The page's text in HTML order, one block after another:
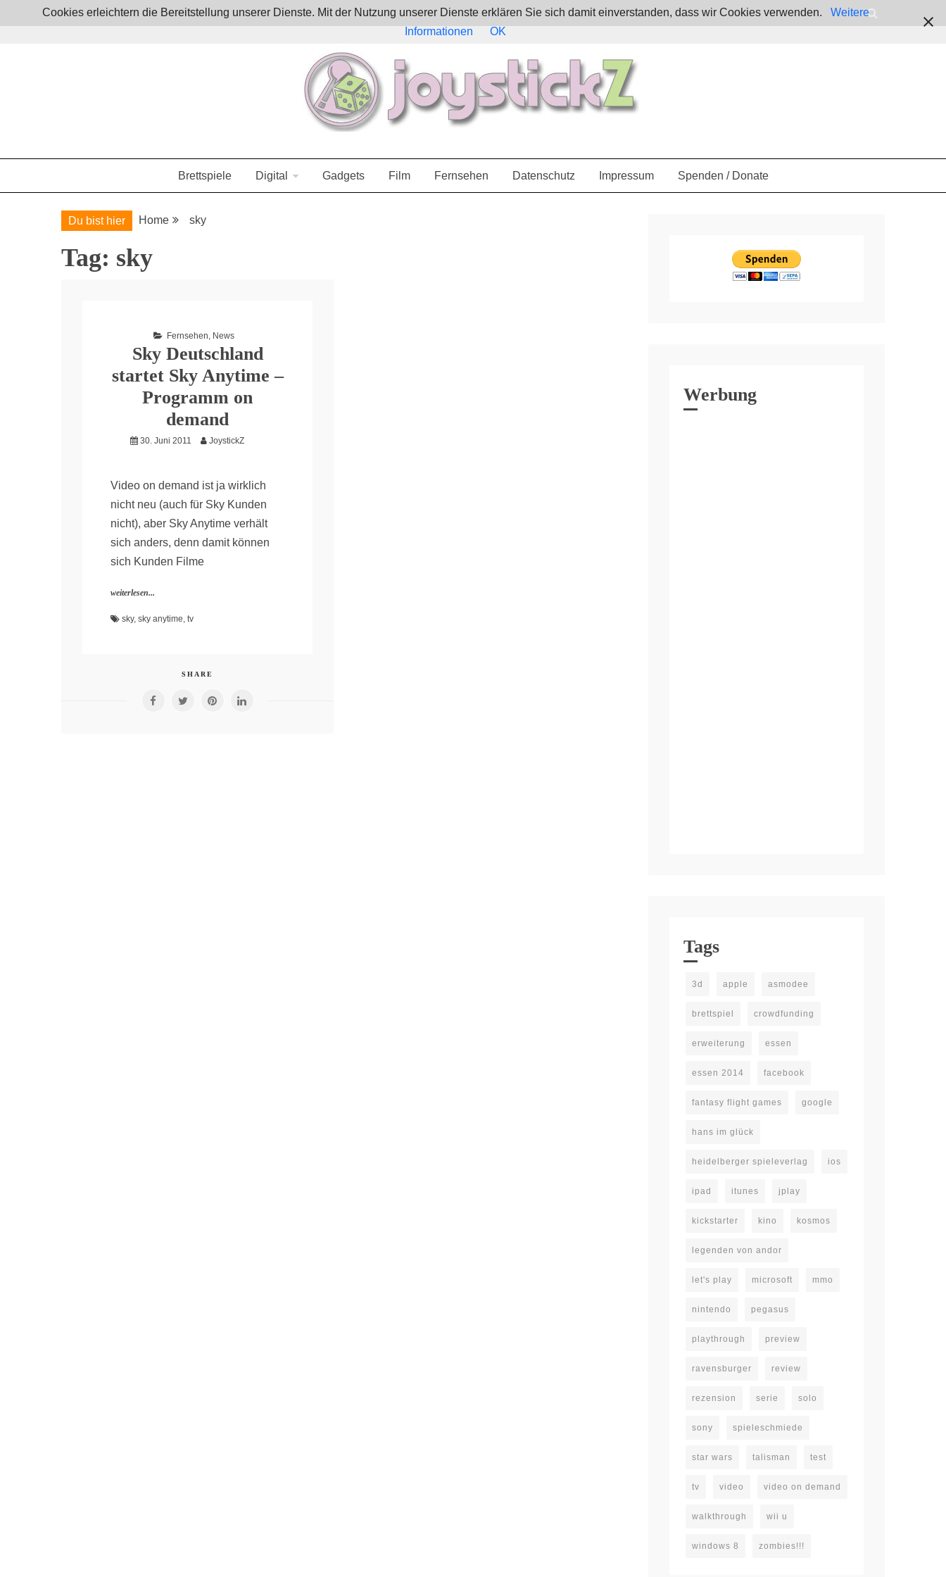
to
JoystickZ
Brettspiele Digital Gadgets Film Fernsehen Datenschutz Impressum Spenden / Donate
Du bist hier Home sky
Tag: sky
Fernsehen, News
Sky Deutschland
startet Sky Anytime –
Programm on
demand
30. Juni 2011 JoystickZ
Video on demand ist ja wirklich
nicht neu (auch für Sky Kunden
nicht), aber Sky Anytime verhält
sich anders, denn damit können
sich Kunden Filme
weiterlesen...
sky, sky anytime, tv
SHARE
Werbung
Tags
3d apple asmodee
brettspiel crowdfunding
erweiterung essen
essen 2014 facebook
fantasy flight games google
hans im glück
heidelberger spieleverlag ios
ipad itunes jplay
kickstarter kino kosmos
legenden von andor
let's play microsoft mmo
nintendo pegasus
playthrough preview
ravensburger review
rezension serie solo
sony spieleschmiede
star wars talisman test
tv video video on demand
walkthrough wii u
windows 8 zombies!!!
Cookies erleichtern die Bereitstellung unserer Dienste. Mit der Nutzung unserer Dienste erklären Sie sich damit einverstanden, dass wir Cookies verwenden.
Weitere
Informationen
OK